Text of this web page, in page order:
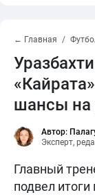
← Главная
шансы на
Автор:
Эксперт,
Главный
подвел итоги